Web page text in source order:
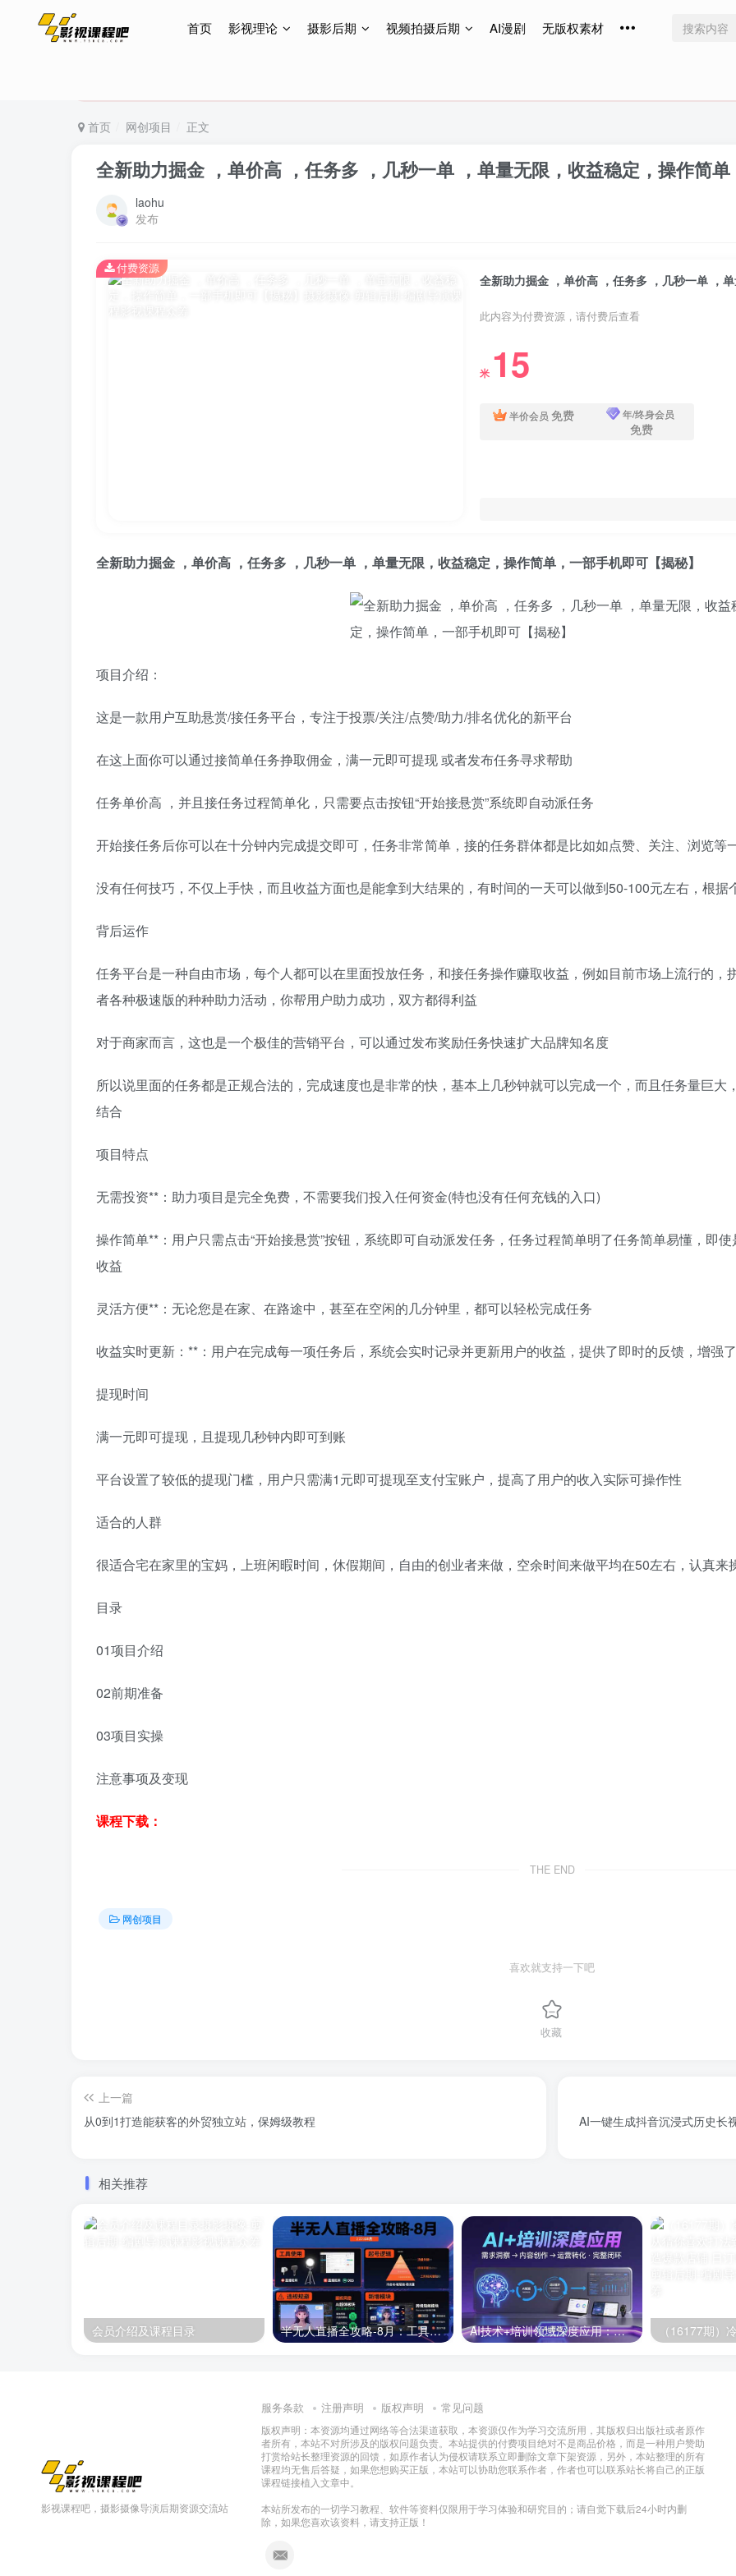
首页 影视理论 摄影后期 视频拍摄后期 AI漫剧 无版权素材
特惠终身会员299元，网站所有内容都可观看，终身免费更新
首页 网创项目 正文
全新助力掘金 ，单价高 ，任务多 ，几秒一单 ，单量无限，收益稳定，操作简单
laohu
发布
此内容为付费资源，请付费后查看
米 15
半价会员 免费 年/终身会员
免费
付费资源
全新助力掘金 ，单价高 ，任务多 ，几秒一单 ，单量无限，收益稳定，操作简单，一部手机即可【揭秘】
项目介绍：
这是一款用户互助悬赏/接任务平台，专注于投票/关注/点赞/助力/排名优化的新平台
在这上面你可以通过接简单任务挣取佣金，满一元即可提现 或者发布任务寻求帮助
任务单价高 ，并且接任务过程简单化，只需要点击按钮“开始接悬赏”系统即自动派任务
开始接任务后你可以在十分钟内完成提交即可，任务非常简单，接的任务群体都是比如如点赞、关注、浏览等
没有任何技巧，不仅上手快，而且收益方面也是能拿到大结果的，有时间的一天可以做到50-100元左右，根据
背后运作
任务平台是一种自由市场，每个人都可以在里面投放任务，和接任务操作赚取收益，例如目前市场上流行的
者各种极速版的种种助力活动，你帮用户助力成功，双方都得利益
对于商家而言，这也是一个极佳的营销平台，可以通过发布奖励任务快速扩大品牌知名度
所以说里面的任务都是正规合法的，完成速度也是非常的快，基本上几秒钟就可以完成一个，而且任务量巨
结合
项目特点
无需投资**：助力项目是完全免费，不需要我们投入任何资金(特也没有任何充钱的入口)
操作简单**：用户只需点击“开始接悬赏”按钮，系统即可自动派发任务，任务过程简单明了任务简单易懂，即
收益
灵活方便**：无论您是在家、在路途中，甚至在空闲的几分钟里，都可以轻松完成任务
收益实时更新：**：用户在完成每一项任务后，系统会实时记录并更新用户的收益，提供了即时的反馈，增强
提现时间
满一元即可提现，且提现几秒钟内即可到账
平台设置了较低的提现门槛，用户只需满1元即可提现至支付宝账户，提高了用户的收入实际可操作性
适合的人群
很适合宅在家里的宝妈，上班闲暇时间，休假期间，自由的创业者来做，空余时间来做平均在50左右，认真来
目录
01项目介绍
02前期准备
03项目实操
注意事项及变现
课程下载：
THE END
网创项目
喜欢就支持一下吧
收藏
上一篇
从0到1打造能获客的外贸独立站，保姆级教程
AI一键生成抖音沉浸式历史长
相关推荐
会员介绍及课程目录 半无人直播全攻略-8月：工具使用+起号逻辑+违规规避,新增AI超体与跨境模块 AI技术+培训领域深度应用：需求洞察-内容创作-运营转化 的完整闭环
影视课程吧，摄影摄像导演后期资源交流站
服务条款 注册声明 版权声明 常见问题
版权声明：本资源均通过网络等合法渠道获取，本资源仅作为学习交流所用，其版权归出版社或者原作
者所有，本站不对所涉及的版权问题负责。本站提供的付费项目绝对不是商品价格，而是一种用户赞助
打赏给站长整理资源的回馈，如原作者认为侵权请联系立即删除文章下架资源，另外，本站整理的所有
课程均无售后答疑，如果您想购买正版，本站可以协助您联系作者，作者也可以联系站长将自己的正版
课程链接植入文章中。
本站所发布的一切学习教程、软件等资料仅限用于学习体验和研究目的；请自觉下载后24小时内删
除，如果您喜欢该资料，请支持正版！